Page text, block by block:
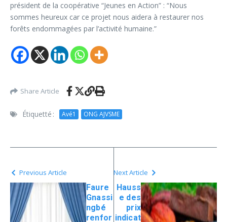
président de la coopérative “Jeunes en Action” : “Nous
sommes heureux car ce projet nous aidera à restaurer nos
forêts endommagées par l’activité humaine.”
Share Article
Étiquetté : Avé1 ONG AJVSME
Previous Article
Faure
Gnassi
ngbé
renfor
Next Article
Hauss
e des
prix
indicat